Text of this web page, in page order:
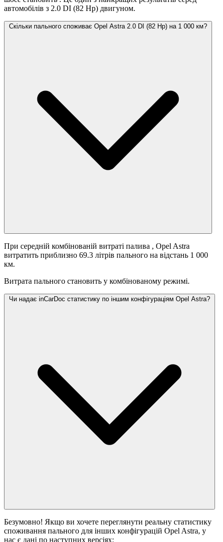
автомобілів з 2.0 DI (82 Hp) двигуном.
Скільки пального споживає Opel Astra 2.0 DI (82 Hp) на 1 000 км?
При середній комбінованій витраті палива , Opel Astra
витратить приблизно 69.3 літрів пального на відстань 1 000
км.
Витрата пального становить у комбінованому режимі.
Чи надає inCarDoc статистику по іншим конфігураціям Opel Astra?
Безумовно! Якщо ви хочете переглянути реальну статистику
споживання пального для інших конфігурацій Opel Astra, у
нас є дані по наступних версіях: